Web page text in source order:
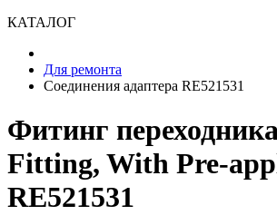
КАТАЛОГ
Для ремонта
Соединения адаптера RE521531
Фитинг
Fitting, With Pre-
RE521531